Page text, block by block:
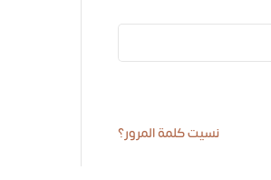
نسيت كلمة المرور؟